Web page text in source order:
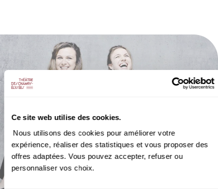
Ce site web utilise des cookies.
Nous utilisons des cookies pour améliorer votre
expérience, réaliser des statistiques et vous proposer des
offres adaptées. Vous pouvez accepter, refuser ou
personnaliser vos choix.